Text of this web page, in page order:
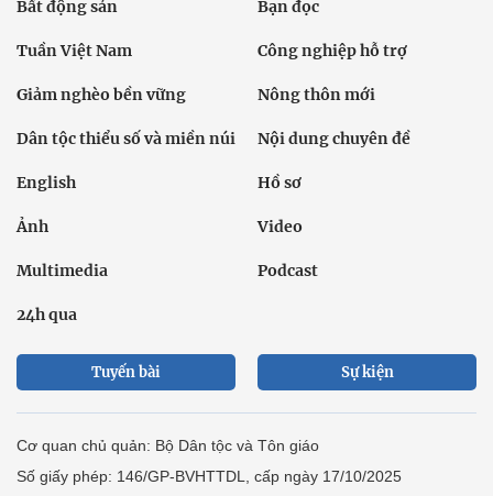
Bất động sản Bạn đọc
Tuần Việt Nam Công nghiệp hỗ trợ
Giảm nghèo bền vững Nông thôn mới
Dân tộc thiểu số và miền núi Nội dung chuyên đề
English Hồ sơ
Ảnh Video
Multimedia Podcast
24h qua
Tuyến bài Sự kiện
Cơ quan chủ quản: Bộ Dân tộc và Tôn giáo
Số giấy phép: 146/GP-BVHTTDL, cấp ngày 17/10/2025